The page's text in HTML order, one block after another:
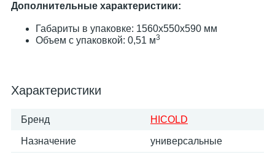
Дополнительные характеристики:
Габариты в упаковке: 1560х550х590 мм
Объем с упаковкой: 0,51 м3
Характеристики
Бренд HICOLD
Назначение универсальные